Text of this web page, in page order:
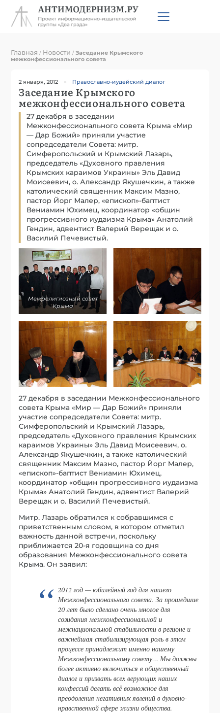
Главная / Новости /Заседание Крымского
межконфессионального совета
2 января, 2012 Православно-иудейский диалог
Заседание Крымского
межконфессионального совета
27 декабря в заседании
Межконфессионального совета Крыма «Мир
— Дар Божий» приняли участие
сопредседатели Совета: митр.
Симферопольский и Крымский Лазарь,
председатель «Духовного правления
Крымских караимов Украины» Эль Давид
Моисеевич, о. Александр Якушечкин, а также
католический священник Максим Мазно,
пастор Йорг Малер, «епископ»-баптист
Вениамин Юхимец, координатор «общин
прогрессивного иудаизма Крыма» Анатолий
Гендин, адвентист Валерий Верещак и о.
Василий Печевистый.
Межрелигиозный совет
Крыма
27 декабря в заседании Межконфессионального
совета Крыма «Мир — Дар Божий» приняли
участие сопредседатели Совета: митр.
Симферопольский и Крымский Лазарь,
председатель «Духовного правления Крымских
караимов Украины» Эль Давид Моисеевич, о.
Александр Якушечкин, а также католический
священник Максим Мазно, пастор Йорг Малер,
«епископ»-баптист Вениамин Юхимец,
координатор «общин прогрессивного иудаизма
Крыма» Анатолий Гендин, адвентист Валерий
Верещак и о. Василий Печевистый.
Митр. Лазарь обратился к собравшимся с
приветственным словом, в котором отметил
важность данной встречи, поскольку
приближается 20-я годовщина со дня
образования Межконфессионального совета
Крыма. Он заявил:
2012 год — юбилейный год для нашего
Межконфессионального совета. За прошедшие
20 лет было сделано очень многое для
созидания межконфессиональной и
межнациональной стабильности в регионе и
важнейшая стабилизирующая роль в этом
процессе принадлежит именно нашему
Межконфессиональному совету… Мы должны
более активно включиться в общественный
диалог и призвать всех верующих наших
конфессий делать всё возможное для
преодоления негативных явлений в духовно-
нравственной сфере жизни общества.